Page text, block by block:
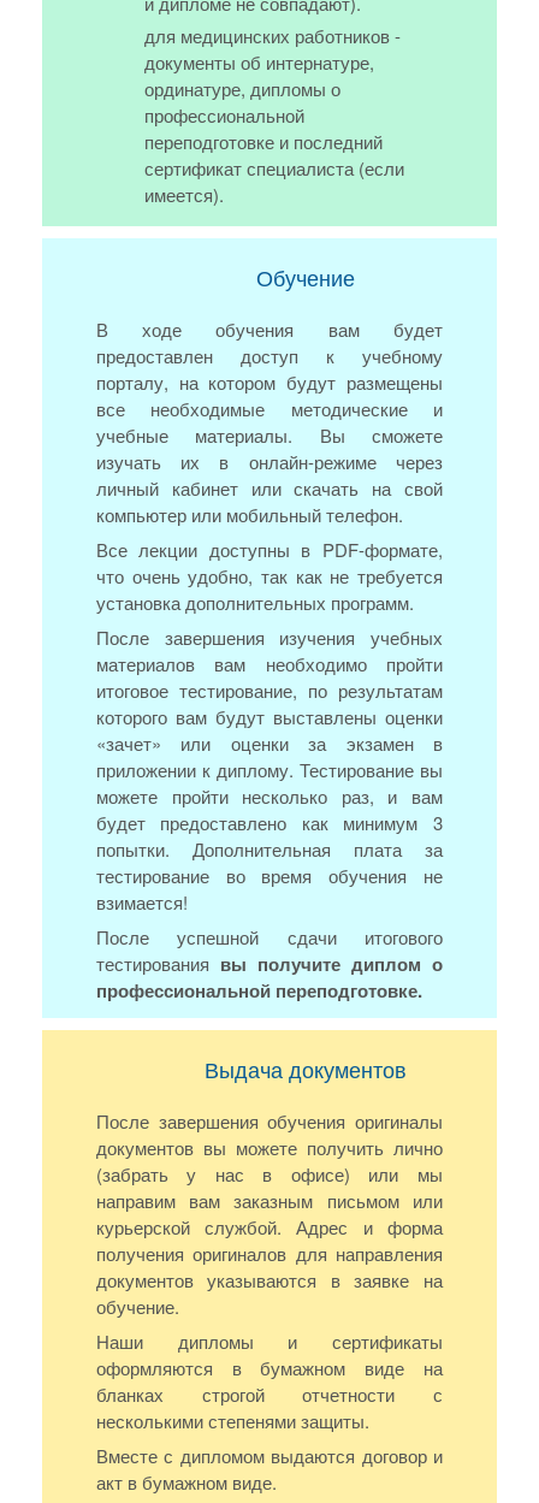
для медицинских работников -
документы об интернатуре,
ординатуре, дипломы о
профессиональной
переподготовке и последний
сертификат специалиста (если
имеется).
Обучение
В ходе обучения вам будет
предоставлен доступ к учебному
порталу, на котором будут размещены
все необходимые методические и
учебные материалы. Вы сможете
изучать их в онлайн-режиме через
личный кабинет или скачать на свой
компьютер или мобильный телефон.
Все лекции доступны в PDF-формате,
что очень удобно, так как не требуется
установка дополнительных программ.
После завершения изучения учебных
материалов вам необходимо пройти
итоговое тестирование, по результатам
которого вам будут выставлены оценки
«зачет» или оценки за экзамен в
приложении к диплому. Тестирование вы
можете пройти несколько раз, и вам
будет предоставлено как минимум 3
попытки. Дополнительная плата за
тестирование во время обучения не
взимается!
После успешной сдачи итогового
тестирования вы получите диплом о
профессиональной переподготовке.
Выдача документов
После завершения обучения оригиналы
документов вы можете получить лично
(забрать у нас в офисе) или мы
направим вам заказным письмом или
курьерской службой. Адрес и форма
получения оригиналов для направления
документов указываются в заявке на
обучение.
Наши дипломы и сертификаты
оформляются в бумажном виде на
бланках строгой отчетности с
несколькими степенями защиты.
Вместе с дипломом выдаются договор и
акт в бумажном виде.